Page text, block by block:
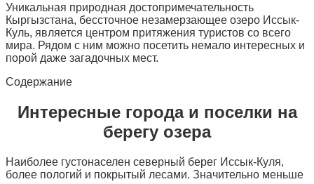
Уникальная природная достопримечательность
Кыргызстана, бессточное незамерзающее озеро Иссык-
Куль, является центром притяжения туристов со всего
мира. Рядом с ним можно посетить немало интересных и
порой даже загадочных мест.
Содержание
Интересные города и поселки на
берегу озера
Наиболее густонаселен северный берег Иссык-Куля,
более пологий и покрытый лесами. Значительно меньше